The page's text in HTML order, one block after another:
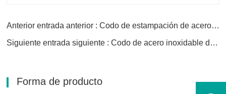
Anterior entrada anterior : Codo de estampación de acero inoxidable
Siguiente entrada siguiente : Codo de acero inoxidable de 180 grados
Forma de producto